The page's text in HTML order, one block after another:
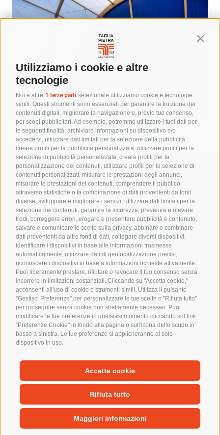
Utilizziamo i cookie e altre
tecnologie
Noi e altre 1 terze parti selezionate utilizziamo cookie e tecnologie
simili. Questi strumenti sono essenziali per garantire la fruizione dei
contenuti digitali, migliorare la navigazione e, previo tuo consenso,
per scopi pubblicitari. Ad esempio, potremmo utilizzare i tuoi dati per
le seguenti finalità: archiviare informazioni su dispositivo e/o
accedervi, utilizzare dati limitati per la selezione della pubblicità,
creare profili per la pubblicità personalizzata, utilizzare profili per la
selezione di pubblicità personalizzata, creare profili per la
personalizzazione dei contenuti, utilizzare profili per la selezione di
contenuti personalizzati, misurare le prestazioni degli annunci,
misurare le prestazioni dei contenuti, comprendere il pubblico
attraverso statistiche o la combinazione di dati provenienti da fonti
diverse, sviluppare e migliorare i servizi, utilizzare dati limitati per la
selezione dei contenuti, garantire la sicurezza, prevenire e rilevare
frodi, correggere errori, erogare e presentare pubblicità e contenuto,
salvare e comunicare le scelte sulla privacy, abbinare e combinare
dati provenienti da altre fonti di dati, collegare diversi dispositivi,
identificare i dispositivi in base alle informazioni trasmesse
automaticamente, utilizzare dati di geolocalizzazione precisi,
riconoscere i dispositivi in base a informazioni richieste attivamente.
Puoi liberamente prestare, rifiutare o revocare il tuo consenso senza
incorrere in limitazioni sostanziali. Cliccando su "Accetta cookie,"
acconsenti all'uso di cookie e strumenti simili. Utilizza il pulsante
"Gestisci Preferenze" per personalizzare le tue scelte o "Rifiuta tutto"
per proseguire senza cookie non strettamente necessari. Puoi
modificare le tue preferenze in qualsiasi momento cliccando sul link
"Preferenze Cookie" in fondo alla pagina o sull'icona dello scudo in
basso a sinistra. Le tue preferenze si applicheranno al solo
dispositivo in uso.
Accetta cookie
Rifiuta tutto
Maggiori informazioni
TAGLIAPIETRA S.r.l.
– Sede legale
S.R. 56, 8F Centro
Terrarossa – 33042
Buttrio (UD)
C.F. e P.IVA:
01548280302 |
Codice Univoco:
C3UCNRB
Tel: 0424-571667
info@tagliapietraimpiantisportivi.it
Sede operativa del
Veneto
Via Nardi 107/a –
36060 Romano
d’Ezzelino (VI)
Tel:0424-571667
Sede operativa della
Romagna
Tel:0543-783284
Copyright © 2023
Tagliapietra Srl – All
Rights Reserved
Cookie Policy|
Privacy Policy|
Preferenze Cookie
|
Politica Parità di
Genere